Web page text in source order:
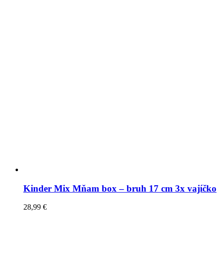
Kinder Mix Mňam box – bruh 17 cm 3x vajíčko
28,99 €